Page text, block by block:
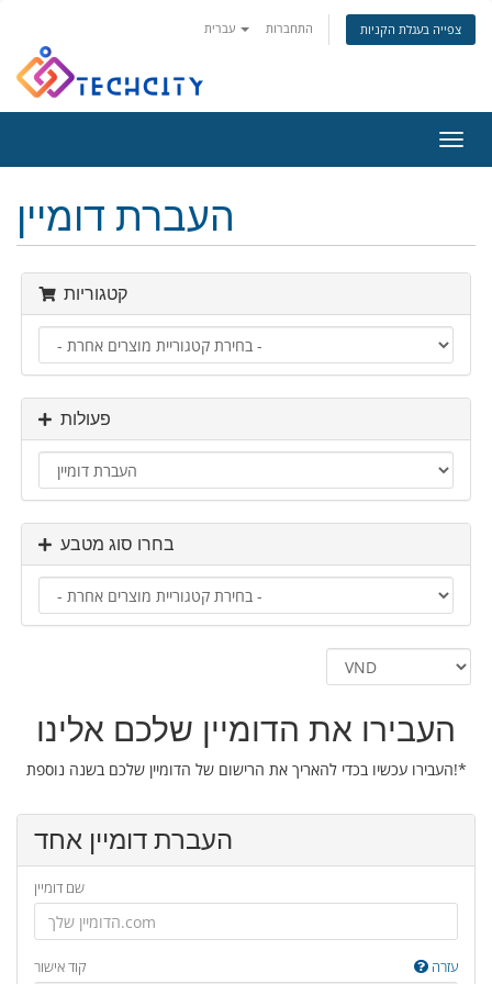
התחברות צפייה בעגלת הקניות
ניווט
העברת דומיין
קטגוריות
פעולות
בחרו סוג מטבע
העבירו את הדומיין שלכם אלינו
העבירו עכשיו בכדי להאריך את הרישום של הדומיין שלכם בשנה נוספת!*
העברת דומיין אחד
שם דומיין
קוד אישור עזרה